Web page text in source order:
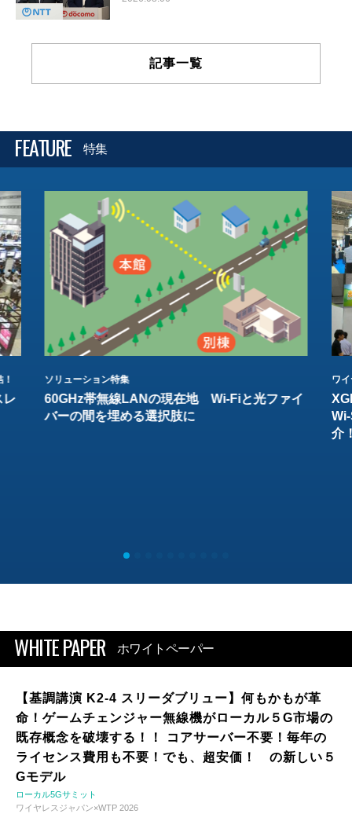
記事一覧
FEATURE 特集
レ
ソリューション特集
60GHz帯無線LANの現在地 Wi-Fiと光ファイ
バーの間を埋める選択肢に
ワ
介
WHITE PAPER ホワイトペーパー
【基調講演 K2-4 スリーダブリュー】何もかもが革
命！ゲームチェンジャー無線機がローカル５G市場の
既存概念を破壊する！！ コアサーバー不要！毎年の
ライセンス費用も不要！でも、超安価！ の新しい５
Gモデル
ローカル5Gサミット
ワイヤレスジャパン×WTP 2026